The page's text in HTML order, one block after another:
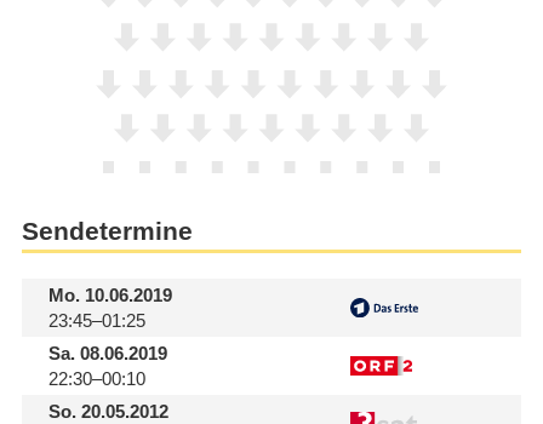
Sendetermine
Mo.10.06.2019
23:45–01:25
Sa.08.06.2019
22:30–00:10
So.20.05.2012